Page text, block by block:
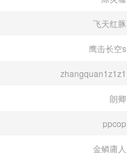
飞天红豚
鹰击长空s
zhangquan1z1z1
朗卿
ppcop
金鳞庸人